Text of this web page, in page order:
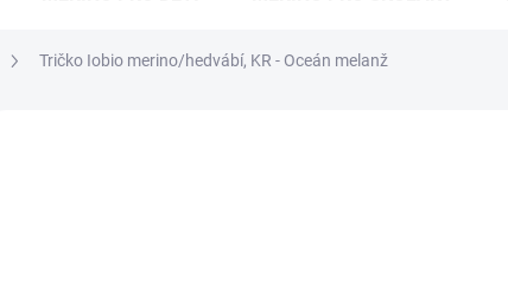
Tričko Iobio merino/hedvábí, KR - Oceán melanž